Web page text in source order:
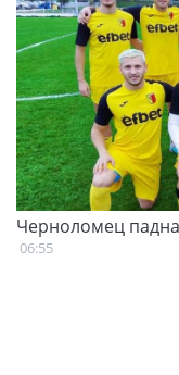
Черноломец
06:55